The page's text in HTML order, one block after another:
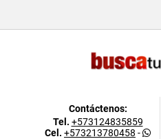
Contáctenos:
Tel. +573124835859
Cel. +573213780458 -